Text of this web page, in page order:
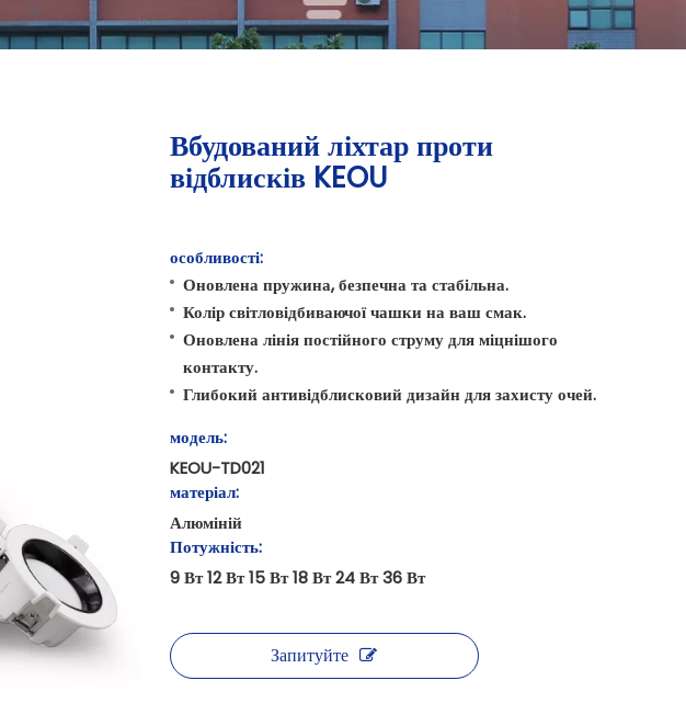
Вбудований ліхтар проти
відблисків KEOU
особливості:
Оновлена ​​пружина, безпечна та стабільна.
Колір світловідбиваючої чашки на ваш смак.
Оновлена ​​лінія постійного струму для міцнішого
контакту.
Глибокий антивідблисковий дизайн для захисту очей.
модель:
KEOU-TD021
матеріал:
Алюміній
Потужність:
9 Вт 12 Вт 15 Вт 18 Вт 24 Вт 36 Вт
Запитуйте